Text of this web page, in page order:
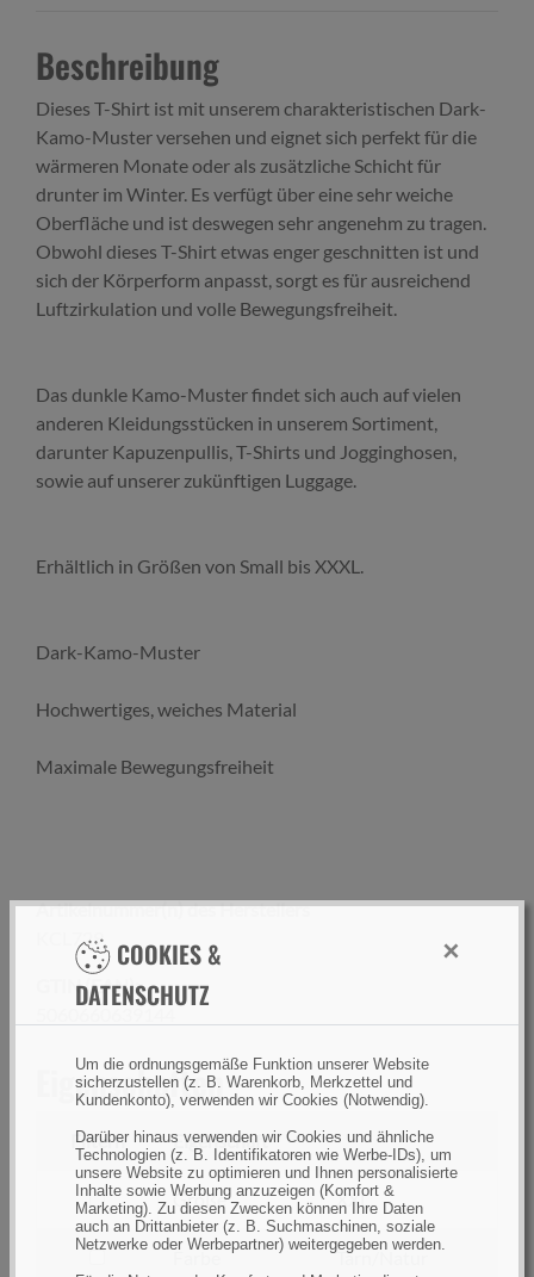
COOKIES &
DATENSCHUTZ
×
Um die ordnungsgemäße Funktion unserer Website
sicherzustellen (z. B. Warenkorb, Merkzettel und
Kundenkonto), verwenden wir Cookies (Notwendig).
Darüber hinaus verwenden wir Cookies und ähnliche
Technologien (z. B. Identifikatoren wie Werbe-IDs), um
unsere Website zu optimieren und Ihnen personalisierte
Inhalte sowie Werbung anzuzeigen (Komfort &
Marketing). Zu diesen Zwecken können Ihre Daten
auch an Drittanbieter (z. B. Suchmaschinen, soziale
Netzwerke oder Werbepartner) weitergegeben werden.
Beschreibung
Dieses T-Shirt ist mit unserem charakteristischen Dark-
Kamo-Muster versehen und eignet sich perfekt für die
wärmeren Monate oder als zusätzliche Schicht für
drunter im Winter. Es verfügt über eine sehr weiche
Oberfläche und ist deswegen sehr angenehm zu tragen.
Obwohl dieses T-Shirt etwas enger geschnitten ist und
sich der Körperform anpasst, sorgt es für ausreichend
Luftzirkulation und volle Bewegungsfreiheit.
Das dunkle Kamo-Muster findet sich auch auf vielen
anderen Kleidungsstücken in unserem Sortiment,
darunter Kapuzenpullis, T-Shirts und Jogginghosen,
sowie auf unserer zukünftigen Luggage.
Erhältlich in Größen von Small bis XXXL.
Dark-Kamo-Muster
Hochwertiges, weiches Material
Maximale Bewegungsfreiheit
Artikelnummer(n) des Herstellers
KCL729
GTIN (EAN):
5060660639144
Eigenschaften
Filtern Eigenschaft
filtern
nach
Größe
Größe XXL
filtern
Farbe Tarn/Natur